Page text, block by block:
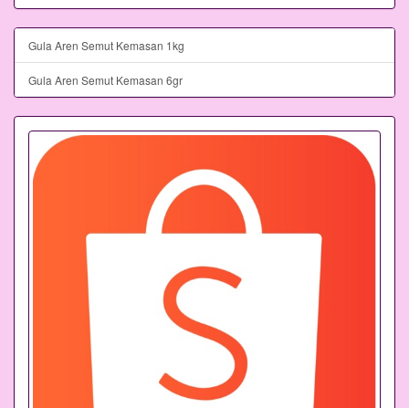
Gula Aren Semut Kemasan 1kg
Gula Aren Semut Kemasan 6gr